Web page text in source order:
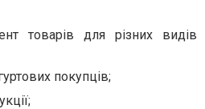
товарів для різних видів
покупців;